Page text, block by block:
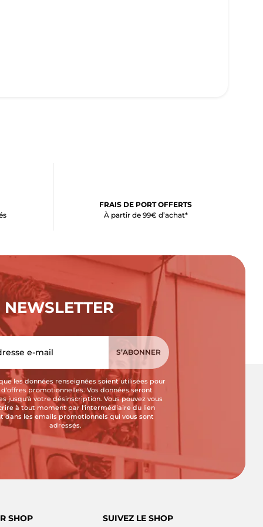
FRAIS DE PORT OFFERTS
À partir de 99€ d’achat*
NEWSLETTER
les données renseignées soient utilisées pour
d'offres promotionnelles. Vos données seront
jusqu'à votre désinscription. Vous pouvez vous
à tout moment par l'intermédiaire du lien
dans les emails promotionnels qui vous sont
adressés.
SHOP SUIVEZ LE SHOP